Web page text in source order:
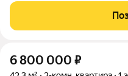
раздельно, сан.узел -
6 800 000 ₽